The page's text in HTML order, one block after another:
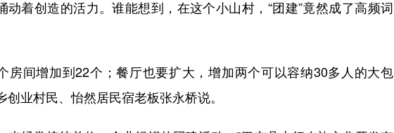
创造的活力。谁能想到，在这个小山村，“团建”竟然成了高频词
间增加到22个；餐厅也要扩大，增加两个可以容纳30多人的大包
业村民、怡然居民宿老板张永桥说。